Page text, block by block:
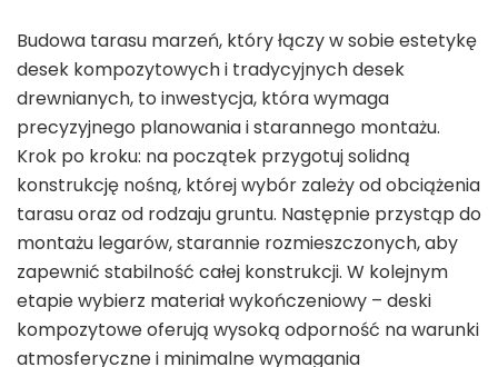
Budowa tarasu marzeń, który łączy w sobie estetykę
desek kompozytowych i tradycyjnych desek
drewnianych, to inwestycja, która wymaga
precyzyjnego planowania i starannego montażu.
Krok po kroku: na początek przygotuj solidną
konstrukcję nośną, której wybór zależy od obciążenia
tarasu oraz od rodzaju gruntu. Następnie przystąp do
montażu legarów, starannie rozmieszczonych, aby
zapewnić stabilność całej konstrukcji. W kolejnym
etapie wybierz materiał wykończeniowy – deski
kompozytowe oferują wysoką odporność na warunki
atmosferyczne i minimalne wymagania